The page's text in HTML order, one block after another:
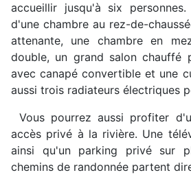
accueillir jusqu'à six
d'une chambre au rez-de-
attenante, une chambre en
double, un grand salon chauffé
avec canapé convertible et une
aussi trois radiateurs électriques
Vous pourrez aussi profiter
accès privé à la rivière. Une
ainsi qu'un parking privé sur
chemins de randonnée partent